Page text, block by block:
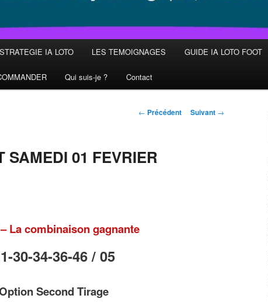
STRATEGIE IA LOTO LES TEMOIGNAGES GUIDE IA LOTO FOOT
Qui suis-je ? Contact
Navigation
← Précédent Suivant →
SAMEDI 01 FEVRIER
La combinaison gagnante
30-34-36-46 / 05
Second Tirage